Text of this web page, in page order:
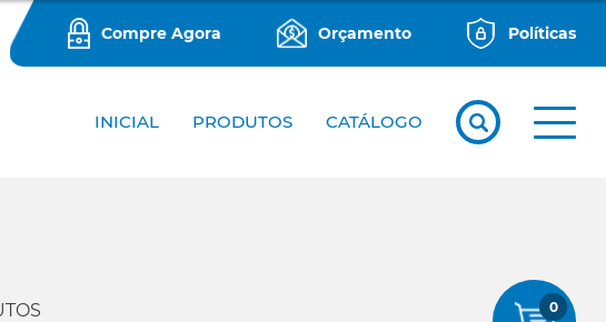
Compre Agora Orçamento Políticas
INICIAL PRODUTOS CATÁLOGO
0